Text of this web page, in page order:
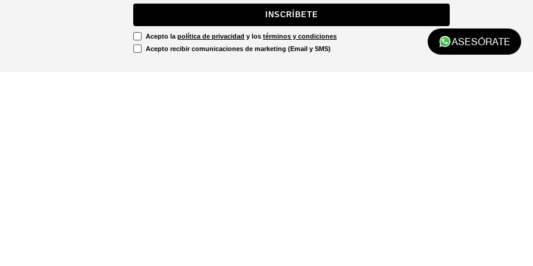
ASESÓRATE
INSCRÍBETE
Acepto la política de privacidad y los términos y condiciones
Acepto recibir comunicaciones de marketing (Email y SMS)